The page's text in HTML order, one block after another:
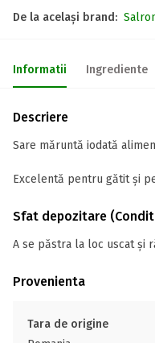
De la același brand:
Informatii Ingrediente
Descriere
Sare măruntă iodată
Excelentă pentru gătit și
Sfat depozitare
A se păstra la loc uscat și
Provenienta
Tara de origine